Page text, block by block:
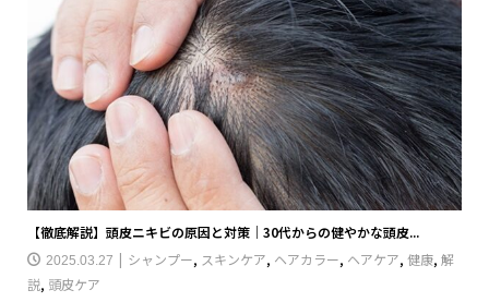
【徹底解説】頭皮ニキビの原因と対策｜30代からの健やかな頭皮...
2025.03.27 シャンプー, スキンケア, ヘアカラー, ヘアケア, 健康, 解
説, 頭皮ケア